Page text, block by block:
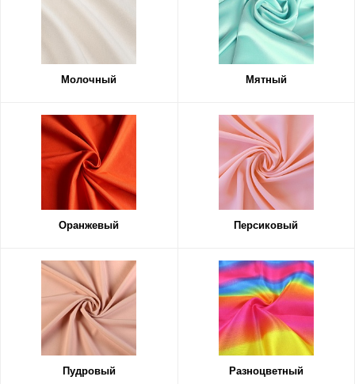
Молочный Мятный
Оранжевый Персиковый
Пудровый Разноцветный